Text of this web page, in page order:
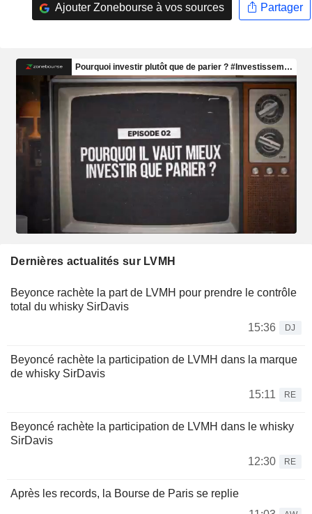
Ajouter Zonebourse à vos sources Partager
Dernières actualités sur LVMH
Beyonce rachète la part de LVMH pour prendre le contrôle
total du whisky SirDavis
15:36
DJ
Beyoncé rachète la participation de LVMH dans la marque
de whisky SirDavis
15:11
RE
Beyoncé rachète la participation de LVMH dans le whisky
SirDavis
12:30
RE
Après les records, la Bourse de Paris se replie